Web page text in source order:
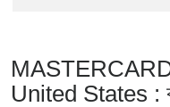
United States :